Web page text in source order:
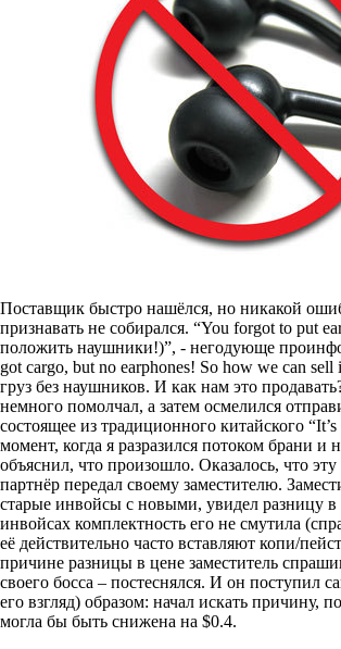
Поставщик быстро нашёлся, но никакой
признавать не собирался. “You forgot to put
положить наушники!)”, - негодующе
got cargo, but no earphones! So how we can
груз без наушников. И как нам это
немного помолчал, а затем осмелился
состоящее из традиционного китайского
момент, когда я разразился потоком брани и
объяснил, что произошло. Оказалось, что
партнёр передал своему заместителю.
старые инвойсы с новыми, увидел разницу в
инвойсах комплектность его не смутила
её действительно часто вставляют копи/
причине разницы в цене заместитель
своего босса – постеснялся. И он поступил
его взгляд) образом: начал искать причину,
могла бы быть снижена на $0.4.